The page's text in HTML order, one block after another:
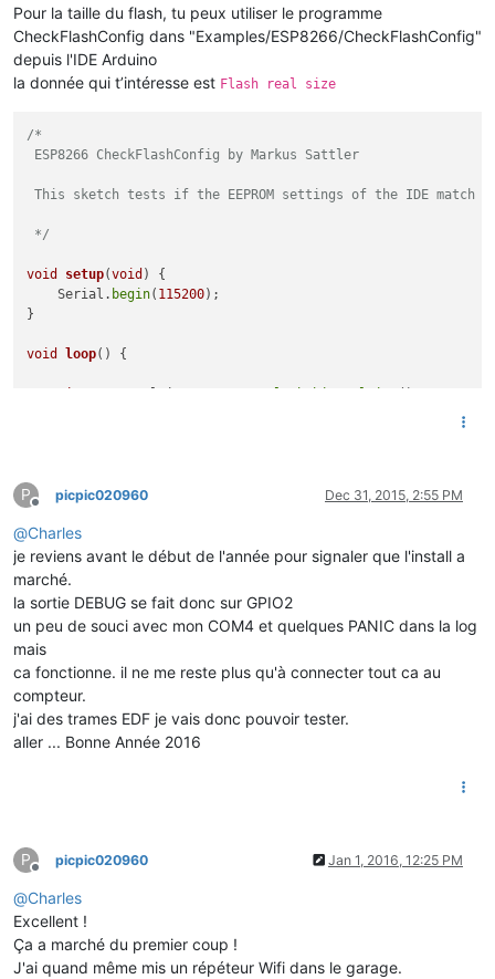
Pour la taille du flash, tu peux utiliser le programme
CheckFlashConfig dans "Examples/ESP8266/CheckFlashConfig"
depuis l'IDE Arduino
la donnée qui t’intéresse est Flash real size
/*
ESP8266 CheckFlashConfig by Markus Sattler
This sketch tests if the EEPROM settings of the IDE match
*/
void setup(void )
{
    Serial.
begin( 115200);
}
void loop() {
    Serial.
printf "Flash real size: %u\n\n", realSize);
    Serial.
    Serial.
printf("Flash ide speed: %u\n", ESP.
    Serial.
if (ideSize != realSize) {
        Serial.
println( "Flash Chip configuration wrong!\n");
    }
        Serial.
println("Flash Chip configuration ok.\n"
    }
delay 5000
);
}
P
Offline
picpic020960 Dec 31, 2015, 2:55 PM
@Charles
je reviens avant le début de l'année pour signaler que l'install a
marché.
la sortie DEBUG se fait donc sur GPIO2
un peu de souci avec mon COM4 et quelques PANIC dans la log
mais
ca fonctionne. il ne me reste plus qu'à connecter tout ca au
compteur.
j'ai des trames EDF je vais donc pouvoir tester.
aller ... Bonne Année 2016
P
Offline
picpic020960 Jan 1, 2016, 12:25 PM
@Charles
Excellent !
Ça a marché du premier coup !
J'ai quand même mis un répéteur Wifi dans le garage.